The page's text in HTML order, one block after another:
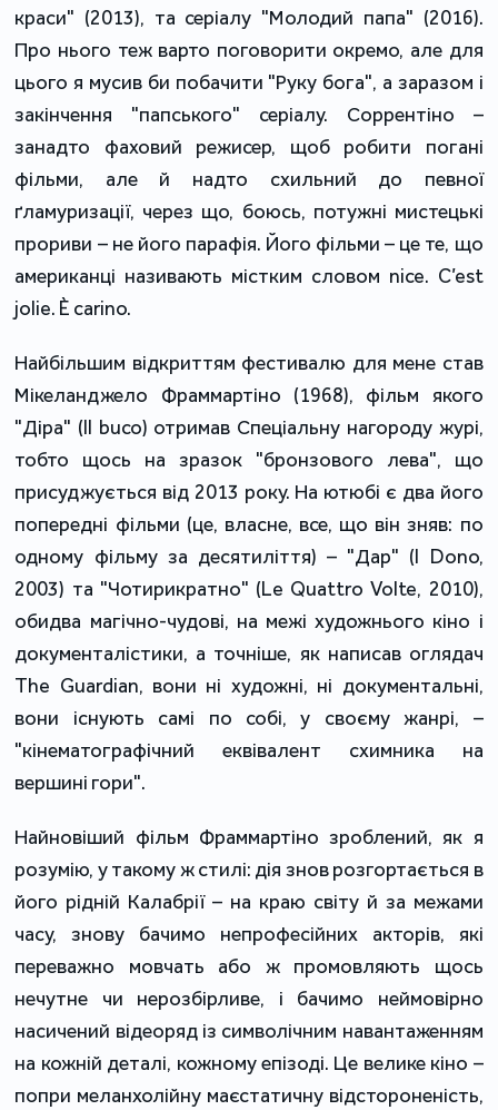
краси" (2013), та серіалу "Молодий папа" (2016).
Про нього теж варто поговорити окремо, але для
цього я мусив би побачити "Руку бога", а заразом і
закінчення "папського" серіалу. Соррентіно –
занадто фаховий режисер, щоб робити погані
фільми, але й надто схильний до певної
ґламуризації, через що, боюсь, потужні мистецькі
прориви – не його парафія. Його фільми – це те, що
американці називають містким словом nice. C’est
jolie. È carino.
Найбільшим відкриттям фестивалю для мене став
Мікеланджело Фраммартіно (1968), фільм якого
"Діра" (Il buco) отримав Спеціальну нагороду журі,
тобто щось на зразок "бронзового лева", що
присуджується від 2013 року. На ютюбі є два його
попередні фільми (це, власне, все, що він зняв: по
одному фільму за десятиліття) – "Дар" (l Dono,
2003) та "Чотирикратно" (Le Quattro Volte, 2010),
обидва магічно-чудові, на межі художнього кіно і
документалістики, а точніше, як написав оглядач
The Guardian, вони ні художні, ні документальні,
вони існують самі по собі, у своєму жанрі, –
"кінематографічний еквівалент схимника на
вершині гори".
Найновіший фільм Фраммартіно зроблений, як я
розумію, у такому ж стилі: дія знов розгортається в
його рідній Калабрії – на краю світу й за межами
часу, знову бачимо непрофесійних акторів, які
переважно мовчать або ж промовляють щось
нечутне чи нерозбірливе, і бачимо неймовірно
насичений відеоряд із символічним навантаженням
на кожній деталі, кожному епізоді. Це велике кіно –
попри меланхолійну маєстатичну відстороненість,